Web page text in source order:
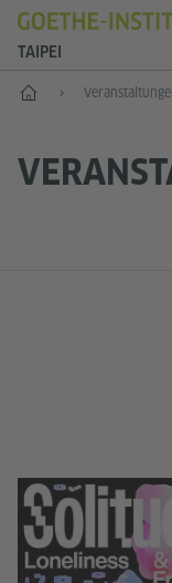
TAIPEI
Start